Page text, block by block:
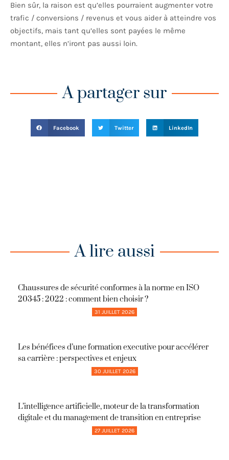
Bien sûr, la raison est qu’elles pourraient augmenter votre
trafic / conversions / revenus et vous aider à atteindre vos
objectifs, mais tant qu’elles sont payées le même
montant, elles n’iront pas aussi loin.
A partager sur
Facebook Twitter LinkedIn
A lire aussi
Chaussures de sécurité conformes à la norme en ISO
20345 : 2022 : comment bien choisir ?
31 JUILLET 2026
Les bénéfices d’une formation executive pour accélérer
sa carrière : perspectives et enjeux
30 JUILLET 2026
L’intelligence artificielle, moteur de la transformation
digitale et du management de transition en entreprise
27 JUILLET 2026